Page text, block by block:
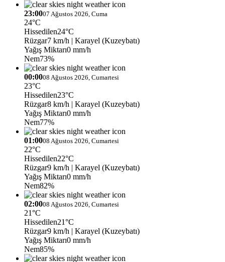
23:0007 Ağustos 2026, Cuma
24°C
Hissedilen24°C
Rüzgar7 km/h | Karayel (Kuzeybatı)
Yağış Miktarı0 mm/h
Nem73%
00:0008 Ağustos 2026, Cumartesi
23°C
Hissedilen23°C
Rüzgar8 km/h | Karayel (Kuzeybatı)
Yağış Miktarı0 mm/h
Nem77%
01:0008 Ağustos 2026, Cumartesi
22°C
Hissedilen22°C
Rüzgar9 km/h | Karayel (Kuzeybatı)
Yağış Miktarı0 mm/h
Nem82%
02:0008 Ağustos 2026, Cumartesi
21°C
Hissedilen21°C
Rüzgar9 km/h | Karayel (Kuzeybatı)
Yağış Miktarı0 mm/h
Nem85%